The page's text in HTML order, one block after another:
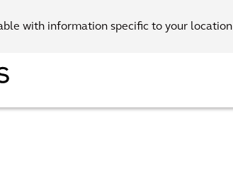
with information specific to your location